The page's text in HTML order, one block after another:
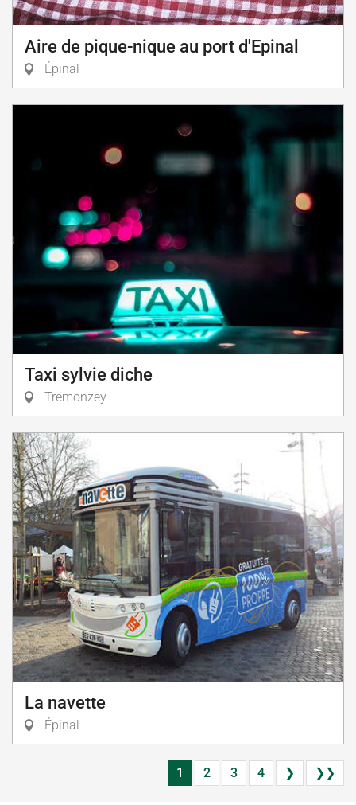
Aire de pique-nique au port d'Epinal
Épinal
Taxi sylvie diche
Trémonzey
La navette
Épinal
1 2 3 4 ❯ ❯❯